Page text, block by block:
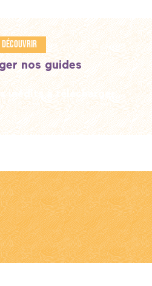
Découvrir
nos guides
inédits à télécharger